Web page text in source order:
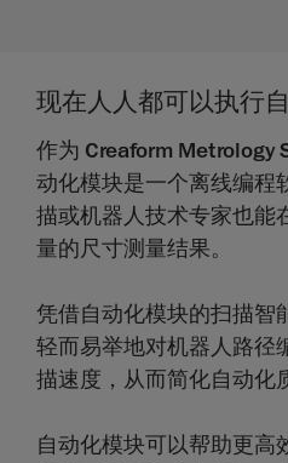
现在人人都可以执行
作为 Creaform Metrology
动化模块是一个离线编程
描或机器人技术专家也能
量的尺寸测量结果。
凭借自动化模块的扫描智
轻而易举地对机器人路径
描速度，从而简化自动化
自动化模块可以帮助更高